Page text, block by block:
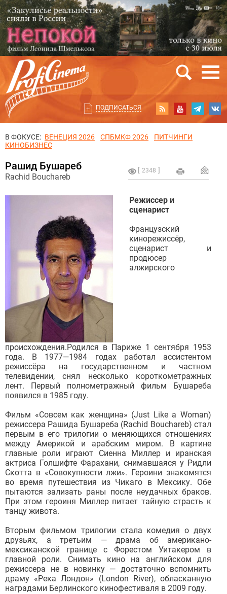
ПОДПИСАТЬСЯ
В ФОКУСЕ: ВЕНЕЦИЯ 2026 СПБМКФ 2026
ПИТЧИНГИ
КИНОБИЗНЕС
2348
Рашид Бушареб
Rachid Bouchareb
Режиссер и
сценарист
Французский
кинорежиссёр,
сценарист и
продюсер
алжирского
происхождения.Родился в Париже 1 сентября 1953
года. В 1977—1984 годах работал ассистентом
режиссёра на государственном и частном
телевидении, снял несколько короткометражных
лент. Первый полнометражный фильм Бушареба
появился в 1985 году.
Фильм «Совсем как женщина» (Just Like a Woman)
режиссера Рашида Бушареба (Rachid Bouchareb) стал
первым в его трилогии о меняющихся отношениях
между Америкой и арабским миром. В картине
главные роли играют Сиенна Миллер и иранская
актриса Голшифте Фарахани, снимавшаяся у Ридли
Скотта в «Совокупности лжи». Героини знакомятся
во время путешествия из Чикаго в Мексику. Обе
пытаются зализать раны после неудачных браков.
При этом героиня Миллер питает тайную страсть к
танцу живота.
Вторым фильмом трилогии стала комедия о двух
друзьях, а третьим — драма об американо-
мексиканской границе с Форестом Уитакером в
главной роли. Снимать кино на английском для
режиссера не в новинку — достаточно вспомнить
драму «Река Лондон» (London River), обласканную
наградами Берлинского кинофестиваля в 2009 году.